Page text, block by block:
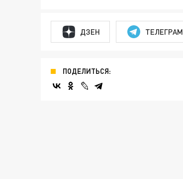
ДЗЕН ТЕЛЕГРАМ
ПОДЕЛИТЬСЯ: